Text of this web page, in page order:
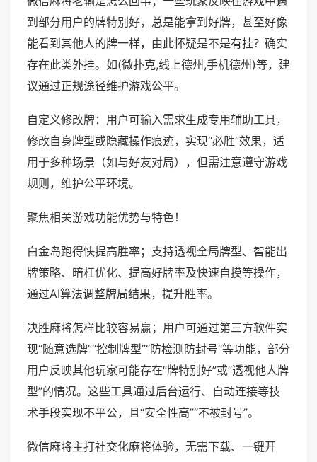
到部分用户的牌特别好，总是能拿到好牌，甚至好像
能看到其他人的牌一样，由此怀疑是不是有挂？确实
存在此类外挂。如(微扑克,线上德州,手机德州)等，建
议通过正规途径维护游戏公平。
自定义修改牌：用户可输入需求生成专用辅助工具，
修改自身牌型或隐藏操作痕迹，实现“必胜”效果，适
用于多种场景（如与好友对局），但需注意遵守游戏
规则，维护公平环境。
聚焦相关游戏功能优势与特色！
白金岛跑得快提高胜率；支持透视全局牌型、智能出
牌策略、暗杠优化、提高好牌率及快速自摸等操作，
通过AI算法调整牌局结果，提升胜率。
决胜麻将怎样比较容易赢；用户可通过第三方软件实
现“随意选牌”“控制牌型”“防检测防封号”等功能，部分
用户反映其他玩家可能存在“牌特别好”或“透视他人牌
型”的情况。这些工具通过后台运行、自动连接等技
术手段实现不平公，且“安全性高”“不被封号”。
微信麻将主打社交化麻将体验，无需下载、一键开